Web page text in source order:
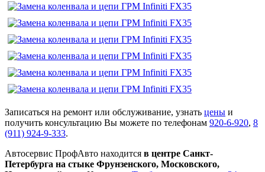
Записаться на ремонт или обслуживание, узнать цены и
получить консультацию Вы можете по телефонам 920-6-920, 8
(911) 924-9-333.
Автосервис ПрофАвто находится в центре Санкт-
Петербурга на стыке Фрунзенского, Московского,